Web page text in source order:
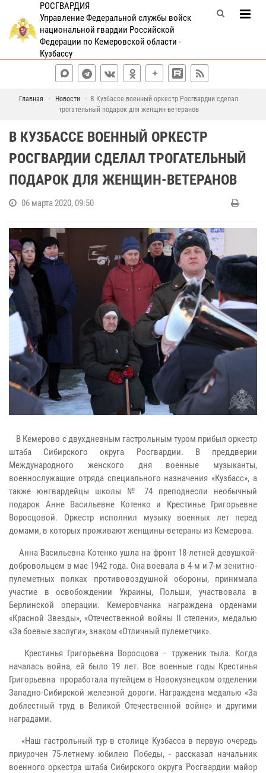
РОСГВАРДИЯ
Управление Федеральной службы войск
национальной гвардии Российской
Федерации по Кемеровской области -
Кузбассу
Главная Новости
В Кузбассе военный оркестр Росгвардии сделал
трогательный подарок для женщин-ветеранов
В КУЗБАССЕ ВОЕННЫЙ ОРКЕСТР
РОСГВАРДИИ СДЕЛАЛ ТРОГАТЕЛЬНЫЙ
ПОДАРОК ДЛЯ ЖЕНЩИН-ВЕТЕРАНОВ
06 марта 2020, 09:50
В Кемерово с двухдневным гастрольным туром прибыл оркестр
штаба Сибирского округа Росгвардии. В преддверии
Международного женского дня военные музыканты,
военнослужащие отряда специального назначения «Кузбасс», а
также юнгвардейцы школы № 74 преподнесли необычный
подарок Анне Васильевне Котенко и Крестинье Григорьевне
Воросцовой. Оркестр исполнил музыку военных лет перед
домами, в которых проживают женщины-ветераны из Кемерова.
Анна Васильевна Котенко ушла на фронт 18-летней девушкой-
добровольцем в мае 1942 года. Она воевала в 4-м и 7-м зенитно-
пулеметных полках противовоздушной обороны, принимала
участие в освобождении Украины, Польши, участвовала в
Берлинской операции. Кемеровчанка награждена орденами
«Красной Звезды», «Отечественной войны II степени», медалью
«За боевые заслуги», знаком «Отличный пулеметчик».
Крестинья Григорьевна Воросцова – труженик тыла. Когда
началась война, ей было 19 лет. Все военные годы Крестинья
Григорьевна проработала путейцем в Новокузнецком отделении
Западно-Сибирской железной дороги. Награждена медалью «За
доблестный труд в Великой Отечественной войне» и другими
наградами.
«Наш гастрольный тур в столице Кузбасса в первую очередь
приурочен 75-летнему юбилею Победы, - рассказал начальник
военного оркестра штаба Сибирского округа Росгвардии майор